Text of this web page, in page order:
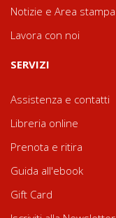
Notizie e Area stampa
Lavora con noi
SERVIZI
Assistenza e contatti
Libreria online
Prenota e ritira
Guida all'ebook
Gift Card